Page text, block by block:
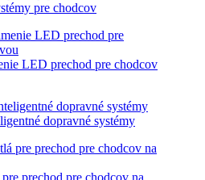
pre chodcov
LED prechod pre chodcov
dopravné systémy